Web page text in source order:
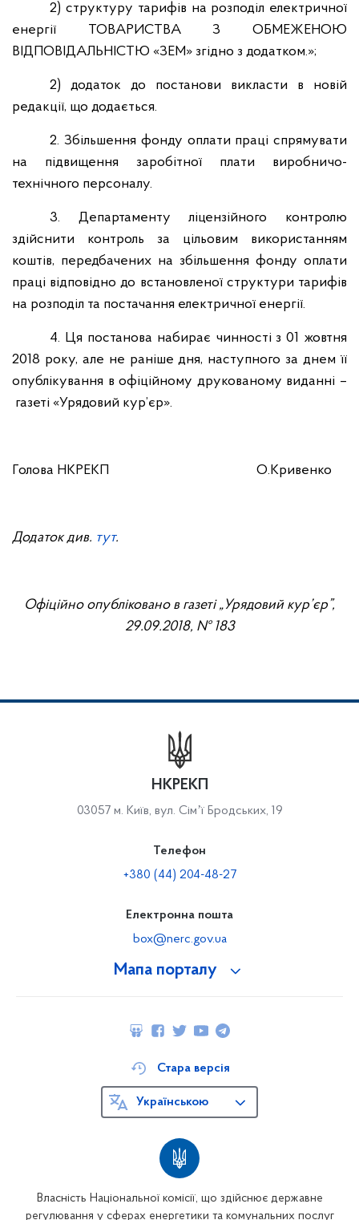
2) структуру тарифів на розподіл електричної
енергії ТОВАРИСТВА З ОБМЕЖЕНОЮ
ВІДПОВІДАЛЬНІСТЮ «ЗЕМ» згідно з додатком.»;
2) додаток до постанови викласти в новій
редакції, що додається.
2. Збільшення фонду оплати праці спрямувати
на підвищення заробітної плати виробничо-
технічного персоналу.
3. Департаменту ліцензійного контролю
здійснити контроль за цільовим використанням
коштів, передбачених на збільшення фонду оплати
праці відповідно до встановленої структури тарифів
на розподіл та постачання електричної енергії.
4. Ця постанова набирає чинності з 01 жовтня
2018 року, але не раніше дня, наступного за днем її
опублікування в офіційному друкованому виданні –
газеті «Урядовий кур’єр».
Голова НКРЕКП О.Кривенко
Додаток див. тут.
Офіційно опубліковано в газеті „Урядовий кур’єр”,
29.09.2018, № 183
Мапа порталу
НКРЕКП
03057 м. Київ, вул. Сімʼї Бродських, 19
Телефон
+380 (44) 204-48-27
Електронна пошта
box@nerc.gov.ua
Власність Національної комісії, що здійснює державне
регулювання у сферах енергетики та комунальних послуг
Стара версія
Українською